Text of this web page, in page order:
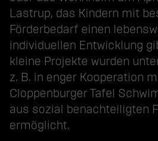
Lastrup, das Kindern mit
Förderbedarf einen
individuellen Entwicklung
kleine Projekte wurden
z. B. in enger Kooperation
Cloppenburger Tafel
aus sozial benachteiligten
ermöglicht.